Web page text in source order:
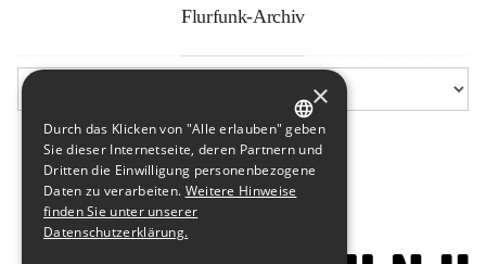
Flurfunk-Archiv
GERMAN
ENGLISH
×
Durch das Klicken von "Alle erlauben" geben
Sie dieser Internetseite, deren Partnern und
Dritten die Einwilligung personenbezogene
Daten zu verarbeiten. Weitere Hinweise
finden Sie unter unserer
Datenschutzerklärung.